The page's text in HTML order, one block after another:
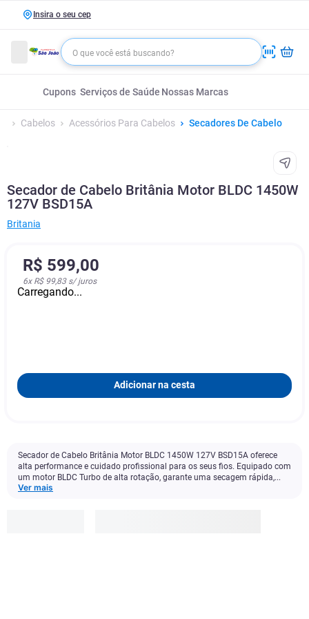
Insira o seu cep
Cupons Serviços de Saúde Nossas Marcas
Cabelos Acessórios Para Cabelos Secadores De Cabelo
Secador de Cabelo Britânia Motor BLDC 1450W
127V BSD15A
Britania
R$ 599,00
6x R$ 99,83s/ juros
Carregando...
Adicionar na cesta
Secador de Cabelo Britânia Motor BLDC 1450W 127V BSD15A oferece
alta performance e cuidado profissional para os seus fios. Equipado com
um motor BLDC Turbo de alta rotação, garante uma secagem rápida,...
Ver mais